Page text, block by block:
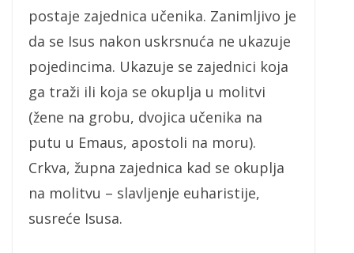
postaje zajednica učenika. Zanimljivo je
da se Isus nakon uskrsnuća ne ukazuje
pojedincima. Ukazuje se zajednici koja
ga traži ili koja se okuplja u molitvi
(žene na grobu, dvojica učenika na
putu u Emaus, apostoli na moru).
Crkva, župna zajednica kad se okuplja
na molitvu – slavljenje euharistije,
susreće Isusa.